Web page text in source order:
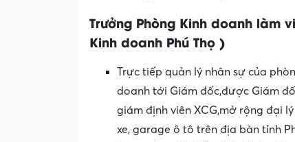
Trưởng Phòng Kinh doanh làm
Kinh doanh Phú Thọ )
Trực tiếp quản lý nhân sự của
doanh tới Giám đốc,được Giám
giám định viên XCG,mở rộng đại
xe, garage ô tô trên địa bàn tỉnh